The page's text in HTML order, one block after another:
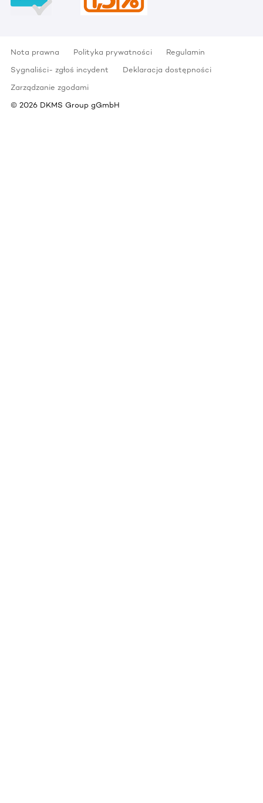
Nota prawna Polityka prywatności
Regulamin
Sygnaliści- zgłoś incydent
Deklaracja dostępności
Zarządzanie zgodami
© 2026 DKMS Group gGmbH